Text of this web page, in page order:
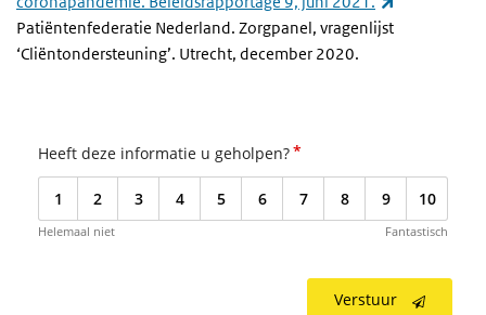
Patiëntenfederatie Nederland. Zorgpanel, vragenlijst
‘Cliëntondersteuning’. Utrecht, december 2020.
Heeft deze informatie u geholpen?*
1 2 3 4 5 6 7 8 9 10
Helemaal niet Fantastisch
Verstuur